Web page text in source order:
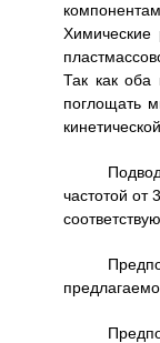
Химические
Так как оба
поглощать
частотой от